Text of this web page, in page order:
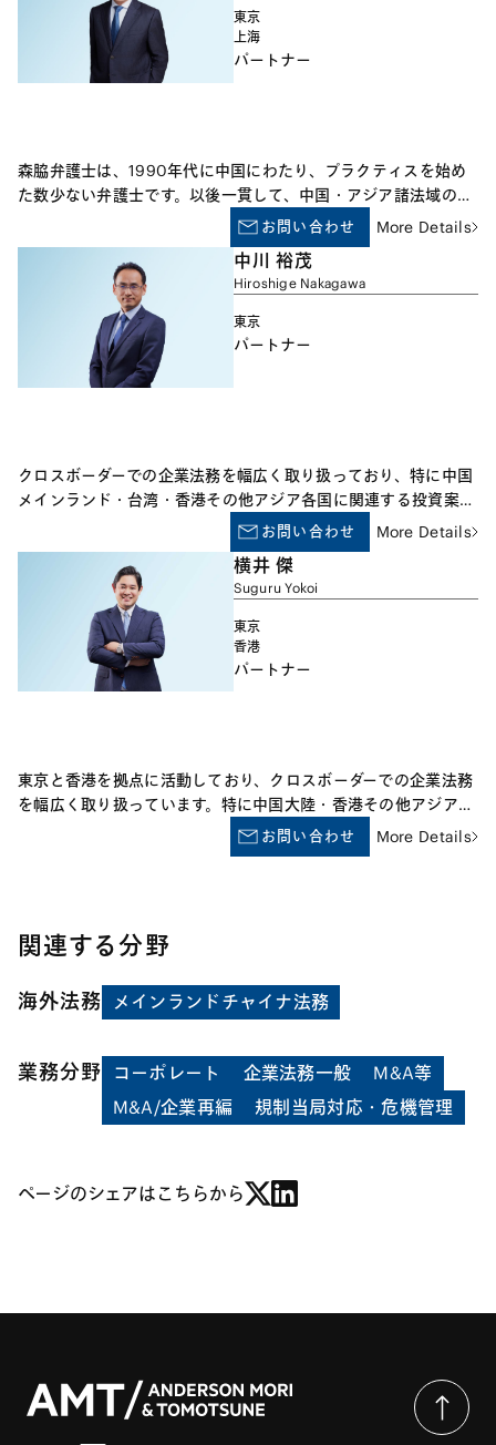
いる。日本の上場・非上場企業に対し、インセンティブ・プラン
全般、M&A、株式公開に関するアドバイスを行うと共に、海外
のグローバル企業のインセンティブ・プランの日本展開に関する
アドバイスも行う。 また、ビジネスと人権、その他のESG法も
ステークホルダーとのエンゲージメントを含む、方針策定とその
実施についてアドバイスを行っている。2019年よりビジネスと
人権ローヤーズネットワークの運営委員を務め、また、一般社団
法人ビジネスと人権対話救済機構（JaCER）の助言仲介委員を務
東京
上海
パートナー
森脇弁護士は、1990年代に中国にわたり、プラクティスを始め
た数少ない弁護士です。以後一貫して、中国・アジア諸法域の案
件を扱っています。取り扱い分野は広汎で、 M&A、競争法（独
禁法）、FDI、プライベートエクイティ、知的財産権案件も扱っ
ています。また、通商問題（アンチダンピングなど）にも90年
代から継続的に取り組んでいて、この分野に精通した数少ない日
本の弁護士としての側面も持っています。そのほか、公益的活動
として、中国の会社法、独禁法及び市場流通法に関するODA法整
備支援に3年間継続的に参加した経験を有するほか、中国不法行
為法（侵権責任法）の立法にも参画しました。2009年から、中
た弁護士ランキング」中「総合ランキング（外国法部門）」1
位、「企業が選ぶ弁護士ランキング（外国法部門）」2位。
お問い合わせ More Details
中川 裕茂
Hiroshige Nakagawa
東京
パートナー
クロスボーダーでの企業法務を幅広く取り扱っており、特に中国
メインランド・台湾・香港その他アジア各国に関連する投資案
件、経済安全保障分野（特に中国メインランド）、独禁法、企業
不祥事対応、各種調査事案、内部通報対応、アンチダンピング等
の通商問題、国際仲裁及び訴訟に関する助言について豊富な経験
を有しています。2022年、日本経済新聞「企業法務税務・弁護
士調査」中「総合ランキング（国際通商・経済安保分野」）」に
おいて3位。2023年、同「企業が選ぶ弁護士ランキング（中国法
務分野）」において2位、2024年、同「企業が選ぶ弁護士ランキ
ング（国際通商・経済安保分野）」において3位。
お問い合わせ More Details
横井 傑
Suguru Yokoi
東京
香港
パートナー
東京と香港を拠点に活動しており、クロスボーダーでの企業法務
を幅広く取り扱っています。特に中国大陸・香港その他アジア各
国にかかる進出・撤退案件、M&A、企業不祥事対応、各種調査
対応、国際仲裁及び訴訟に関する助言について豊富な経験を有し
お問い合わせ More Details
関連する分野
海外法務 メインランドチャイナ法務
業務分野 コーポレート 企業法務一般
M&A等
M&A/企業再編
規制当局対応・危機管理
ページのシェアはこちらから